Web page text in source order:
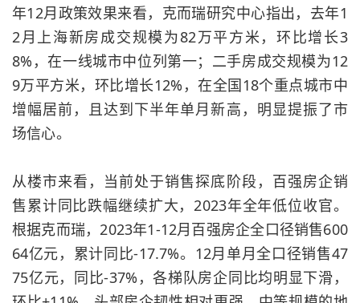
年12月政策效果来看，克而瑞研究中心指出，去年1
2月上海新房成交规模为82万平方米，环比增长3
8%，在一线城市中位列第一；二手房成交规模为12
9万平方米，环比增长12%，在全国18个重点城市中
增幅居前，且达到下半年单月新高，明显提振了市
场信心。
从楼市来看，当前处于销售探底阶段，百强房企销
售累计同比跌幅继续扩大，2023年全年低位收官。
根据克而瑞，2023年1-12月百强房企全口径销售600
64亿元，累计同比-17.7%。12月单月全口径销售47
75亿元，同比-37%，各梯队房企同比均明显下滑，